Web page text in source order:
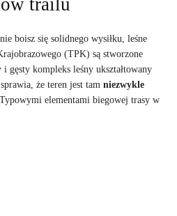
boisz się solidnego wysiłku, leśne
(TPK) są stworzone
i gęsty kompleks leśny ukształtowany
że teren jest tam niezwykle
Typowymi elementami biegowej trasy w